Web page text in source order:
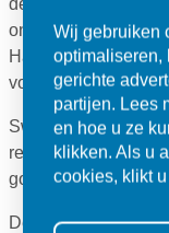
ontvangen zijn – in
voor risico van de
Swanenberg
reclame, in welke
goederen zijn
De wederpartij is
Wij gebruiken
optimaliseren,
gerichte
partijen. Lees
en hoe u ze
klikken. Als u
cookies, klikt